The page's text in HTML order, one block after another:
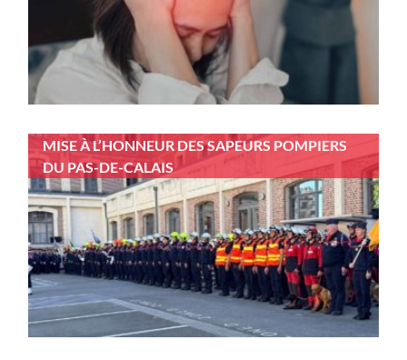
MISE À L’HONNEUR DES SAPEURS POMPIERS
DU PAS-DE-CALAIS